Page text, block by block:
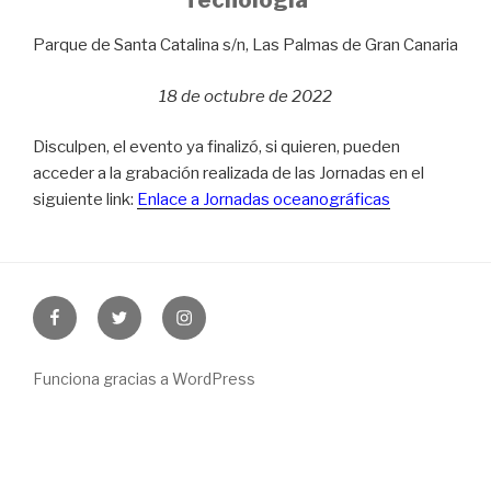
Parque de Santa Catalina s/n, Las Palmas de Gran Canaria
18 de octubre de 2022
Disculpen, el evento ya finalizó, si quieren, pueden
acceder a la grabación realizada de las Jornadas en el
siguiente link: Enlace a Jornadas oceanográficas
FacebookTwitter Instagram
Funciona gracias a WordPress